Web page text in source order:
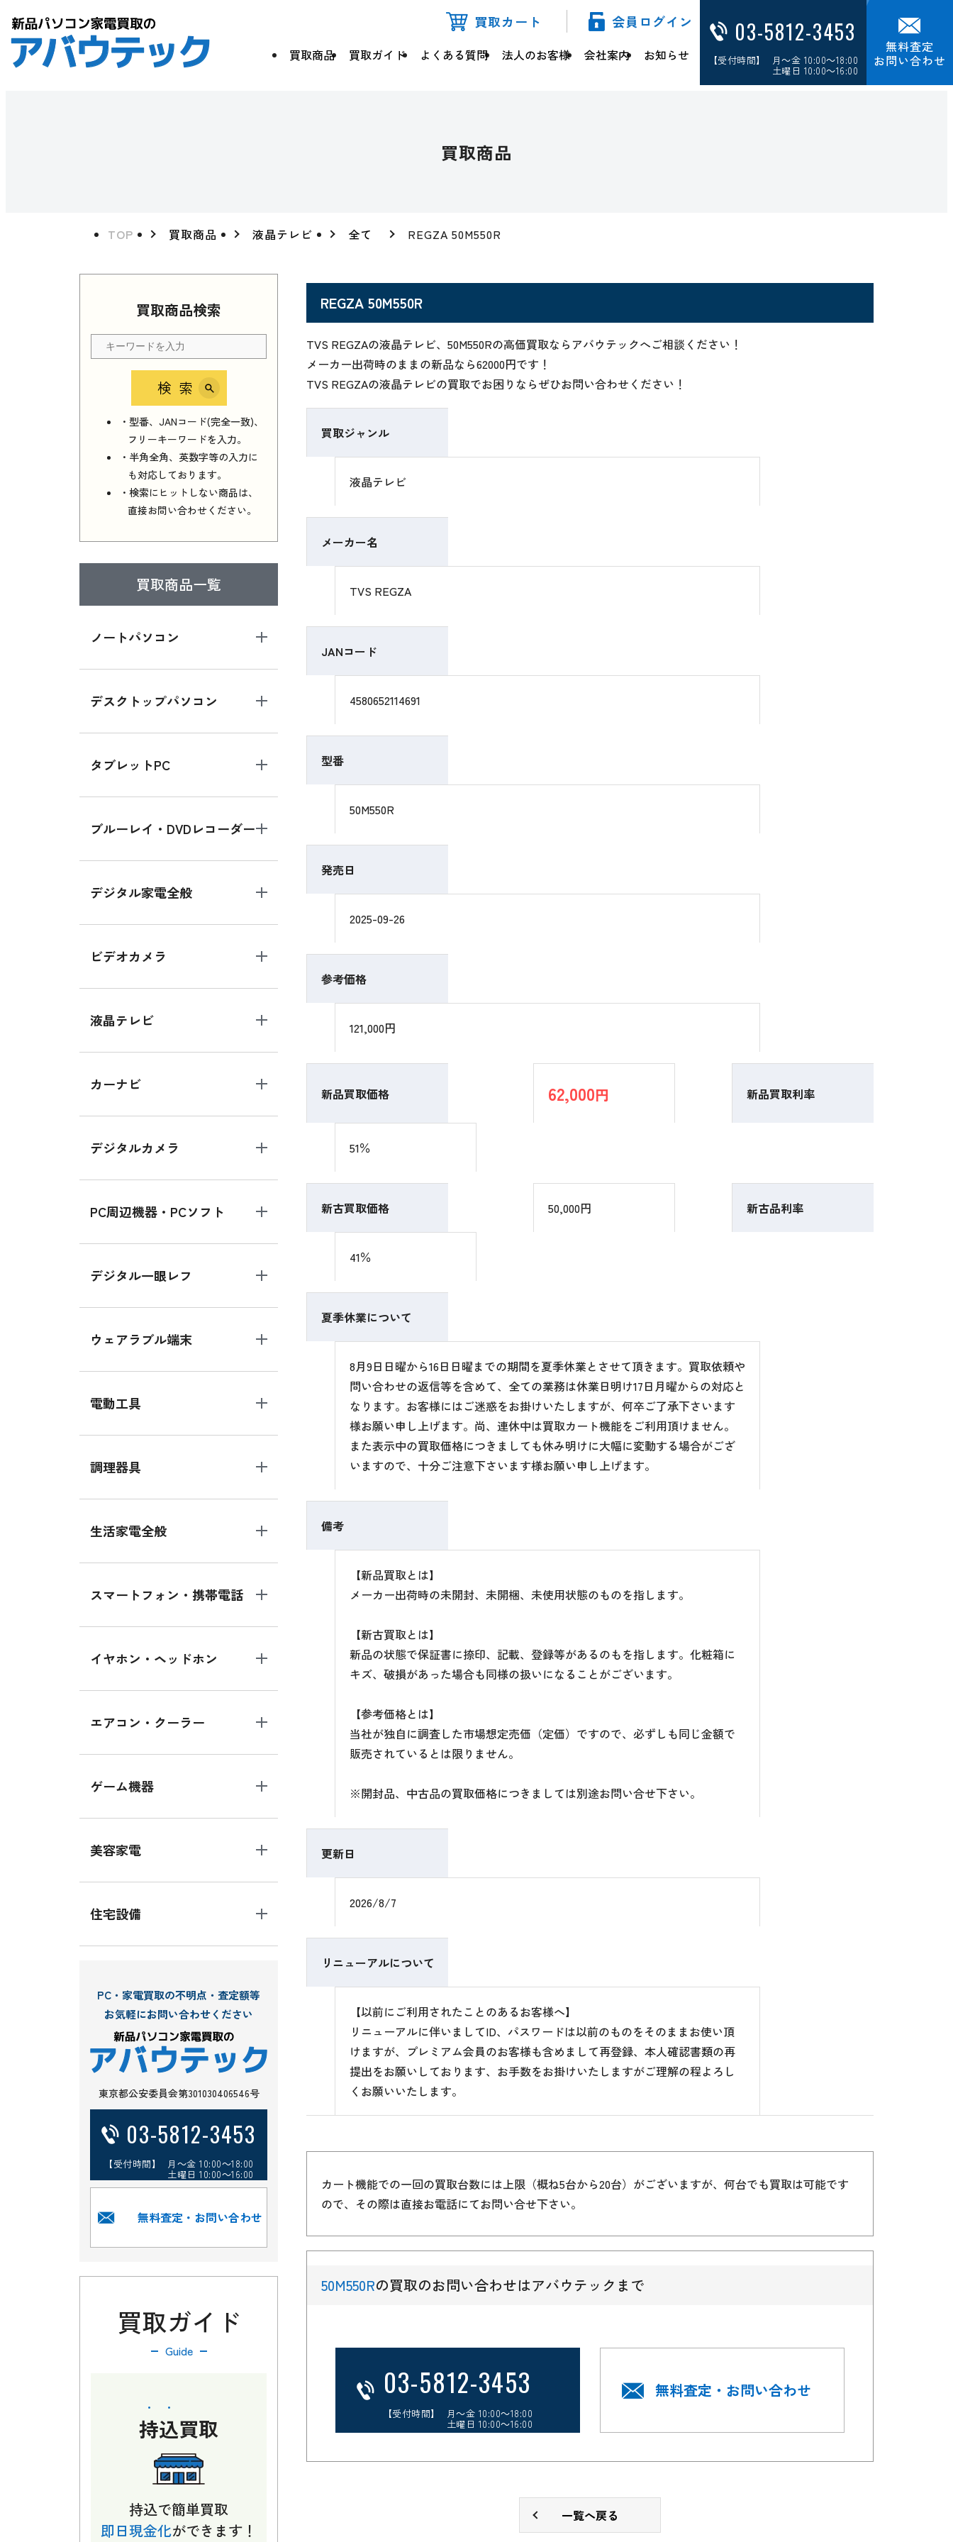
買取カート 会員ログイン
買取商品 買取ガイド よくある質問 法人のお客様 会社案内 お知らせ
03-5812-3453
【受付時間】 月～金 10:00～18:00
土曜日 10:00～16:00
無料査定
お問い合わせ
買取商品
TOP 買取商品 液晶テレビ 全て REGZA 50M550R
買取商品検索
検索
・型番、JANコード(完全一致)、
フリーキーワードを入力。
・半角全角、英数字等の入力に
も対応しております。
・検索にヒットしない商品は、
直接お問い合わせください。
買取商品一覧
ノートパソコン
デスクトップパソコン
タブレットPC
ブルーレイ・DVDレコーダー
デジタル家電全般
ビデオカメラ
液晶テレビ
カーナビ
デジタルカメラ
PC周辺機器・PCソフト
デジタル一眼レフ
ウェアラブル端末
電動工具
調理器具
生活家電全般
スマートフォン・携帯電話
イヤホン・ヘッドホン
エアコン・クーラー
ゲーム機器
美容家電
住宅設備
PC・家電買取の不明点・査定額等
お気軽にお問い合わせください
東京都公安委員会第301030406546号
03-5812-3453
【受付時間】 月～金 10:00～18:00
土曜日 10:00～16:00
無料査定・お問い合わせ
買取ガイド
Guide
持込買取
持込で簡単買取
即日現金化ができます！
REGZA 50M550R
TVS REGZAの液晶テレビ、50M550Rの高価買取ならアバウテックへご相談ください！
メーカー出荷時のままの新品なら62000円です！
TVS REGZAの液晶テレビの買取でお困りならぜひお問い合わせください！
買取ジャンル
液晶テレビ
メーカー名
TVS REGZA
JANコード
4580652114691
型番
50M550R
発売日
2025-09-26
参考価格
121,000円
新品買取価格 62,000円 新品買取利率
51％
新古買取価格 50,000円 新古品利率
41％
夏季休業について
8月9日日曜から16日日曜までの期間を夏季休業とさせて頂きます。買取依頼や
問い合わせの返信等を含めて、全ての業務は休業日明け17日月曜からの対応と
なります。お客様にはご迷惑をお掛けいたしますが、何卒ご了承下さいます
様お願い申し上げます。尚、連休中は買取カート機能をご利用頂けません。
また表示中の買取価格につきましても休み明けに大幅に変動する場合がござ
いますので、十分ご注意下さいます様お願い申し上げます。
備考
【新品買取とは】
メーカー出荷時の未開封、未開梱、未使用状態のものを指します。
【新古買取とは】
新品の状態で保証書に捺印、記載、登録等があるのもを指します。化粧箱に
キズ、破損があった場合も同様の扱いになることがございます。
【参考価格とは】
当社が独自に調査した市場想定売価（定価）ですので、必ずしも同じ金額で
販売されているとは限りません。
※開封品、中古品の買取価格につきましては別途お問い合せ下さい。
更新日
2026/8/7
リニューアルについて
【以前にご利用されたことのあるお客様へ】
リニューアルに伴いましてID、パスワードは以前のものをそのままお使い頂
けますが、プレミアム会員のお客様も含めまして再登録、本人確認書類の再
提出をお願いしております、お手数をお掛けいたしますがご理解の程よろし
くお願いいたします。
カート機能での一回の買取台数には上限（概ね5台から20台）がございますが、何台でも買取は可能です
ので、その際は直接お電話にてお問い合せ下さい。
50M550Rの買取のお問い合わせはアバウテックまで
03-5812-3453
【受付時間】 月～金 10:00～18:00
土曜日 10:00～16:00
無料査定・お問い合わせ
一覧へ戻る